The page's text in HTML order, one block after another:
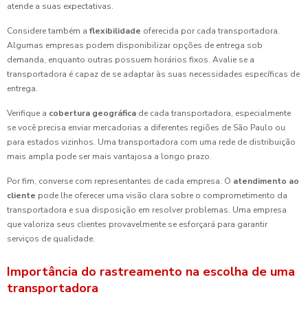
atende a suas expectativas.
Considere também a flexibilidade oferecida por cada transportadora.
Algumas empresas podem disponibilizar opções de entrega sob
demanda, enquanto outras possuem horários fixos. Avalie se a
transportadora é capaz de se adaptar às suas necessidades específicas de
entrega.
Verifique a cobertura geográfica de cada transportadora, especialmente
se você precisa enviar mercadorias a diferentes regiões de São Paulo ou
para estados vizinhos. Uma transportadora com uma rede de distribuição
mais ampla pode ser mais vantajosa a longo prazo.
Por fim, converse com representantes de cada empresa. O atendimento ao
cliente pode lhe oferecer uma visão clara sobre o comprometimento da
transportadora e sua disposição em resolver problemas. Uma empresa
que valoriza seus clientes provavelmente se esforçará para garantir
serviços de qualidade.
Importância do rastreamento na escolha de uma
transportadora